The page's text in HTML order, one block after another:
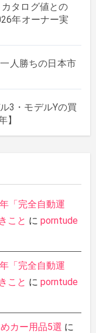
タログ値との
年オーナー実
人勝ちの日本市
3・モデルYの買
】
「完全自動運
こと に porntude
「完全自動運
こと に porntude
カー用品5選 に